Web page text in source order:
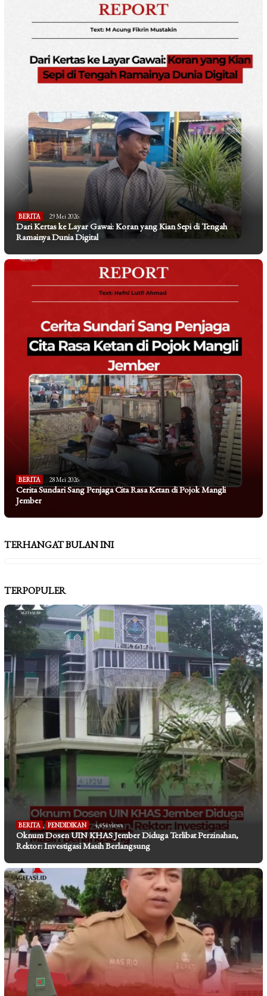
BERITA 29 Mei 2026
Dari Kertas ke Layar Gawai: Koran yang Kian Sepi di Tengah
Ramainya Dunia Digital
BERITA 28 Mei 2026
Cerita Sundari Sang Penjaga Cita Rasa Ketan di Pojok Mangli
Jember
TERHANGAT BULAN INI
TERPOPULER
BERITA , PENDIDIKAN 4,454 views
Oknum Dosen UIN KHAS Jember Diduga Terlibat Perzinahan,
Rektor: Investigasi Masih Berlangsung